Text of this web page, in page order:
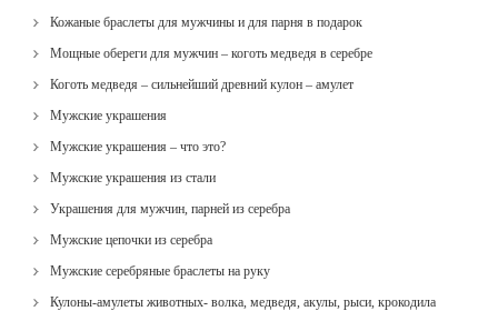
Кожаные браслеты для мужчины и для парня в подарок
Мощные обереги для мужчин – коготь медведя в серебре
Коготь медведя – сильнейший древний кулон – амулет
Мужские украшения
Мужские украшения – что это?
Мужские украшения из стали
Украшения для мужчин, парней из серебра
Мужские цепочки из серебра
Мужские серебряные браслеты на руку
Кулоны-амулеты животных- волка, медведя, акулы, рыси, крокодила